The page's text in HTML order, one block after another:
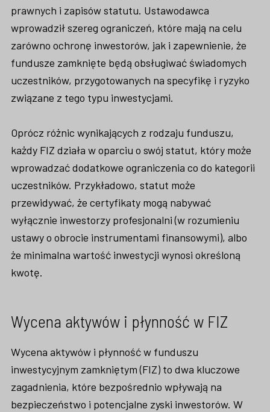
prawnych i zapisów statutu. Ustawodawca
wprowadził szereg ograniczeń, które mają na celu
zarówno ochronę inwestorów, jak i zapewnienie, że
fundusze zamknięte będą obsługiwać świadomych
uczestników, przygotowanych na specyfikę i ryzyko
związane z tego typu inwestycjami.
Oprócz różnic wynikających z rodzaju funduszu,
każdy FIZ działa w oparciu o swój statut, który może
wprowadzać dodatkowe ograniczenia co do kategorii
uczestników. Przykładowo, statut może
przewidywać, że certyfikaty mogą nabywać
wyłącznie inwestorzy profesjonalni (w rozumieniu
ustawy o obrocie instrumentami finansowymi), albo
że minimalna wartość inwestycji wynosi określoną
kwotę.
Wycena aktywów i płynność w FIZ
Wycena aktywów i płynność w funduszu
inwestycyjnym zamkniętym (FIZ) to dwa kluczowe
zagadnienia, które bezpośrednio wpływają na
bezpieczeństwo i potencjalne zyski inwestorów. W